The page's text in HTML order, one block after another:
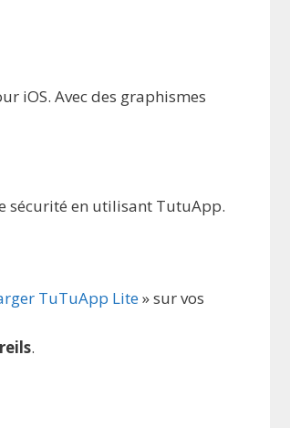
iOS. Avec des graphismes
sécurité en utilisant TutuApp.
TuTuApp Lite» sur vos
.